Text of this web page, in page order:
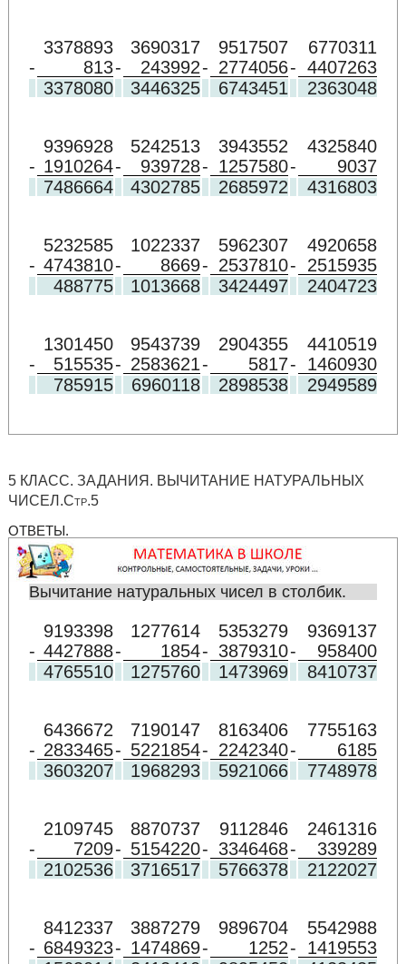
3378893 3690317 9517507
6770311
-
813- 243992- 2774056- 4407263
3378080
3446325 6743451 2363048
9396928 5242513 3943552
4325840
- 1910264- 939728- 1257580-
9037
7486664
4302785 2685972 4316803
5232585 1022337 5962307
4920658
- 4743810- 8669- 2537810-
2515935
488775
1013668 3424497 2404723
1301450 9543739 2904355
4410519
-
515535- 2583621- 5817-
1460930
785915
6960118 2898538 2949589
5 КЛАСС. ЗАДАНИЯ. ВЫЧИТАНИЕ НАТУРАЛЬНЫХ
ЧИСЕЛ.Стр.5
ОТВЕТЫ.
Вычитание натуральных чисел в столбик.
9193398 1277614 5353279
9369137
- 4427888- 1854- 3879310-
958400
4765510
1275760 1473969 8410737
6436672 7190147 8163406
7755163
- 2833465- 5221854- 2242340-
6185
3603207
1968293 5921066 7748978
2109745 8870737 9112846
2461316
-
7209- 5154220- 3346468-
339289
2102536
3716517 5766378 2122027
8412337 3887279 9896704
5542988
- 6849323- 1474869- 1252-
1419553